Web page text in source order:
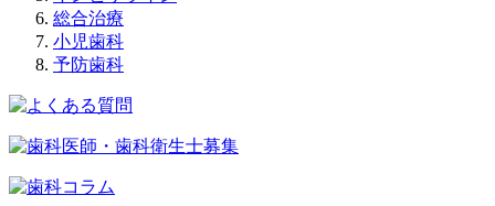
総合治療
小児歯科
予防歯科